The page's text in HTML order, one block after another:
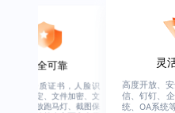
灵活便捷
度开放、安全接口、支持微
、钉钉、企业APP、HER系
、OA系统等多系统集成
一
绚星客户成
企业从业经
从业经验，及